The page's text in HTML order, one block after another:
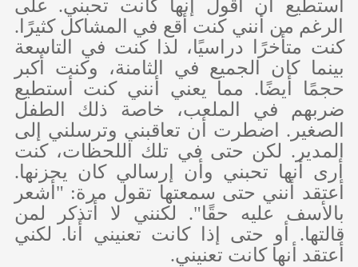
أستطيع أن أقول إنها كانت تحبني. على
الرغم من أنني كنت أقع في المشاكل كثيرًا.
كنت متأخرًا دراسيًا، لذا كنت في التاسعة
بينما كان الجميع في الثامنة، وكنت أكبر
حجمًا أيضًا. مما يعني أنني كنت أستطيع
ضربهم في الملعب، خاصة ذلك الطفل
الصغير. اضطرت أن تعاقبني وترسلني إلى
المدير. لكن حتى في تلك اللحظات، كنت
أرى أنها تحبني وأن إرسالي كان يحزنها.
أعتقد أنني حتى سمعتها تقول مرة: "أشعر
بالأسف عليه حقًا". لكنني لا أتذكر لمن
قالتها. أو حتى إذا كانت تعنيني أنا. لكني
أعتقد أنها كانت تعنيني.